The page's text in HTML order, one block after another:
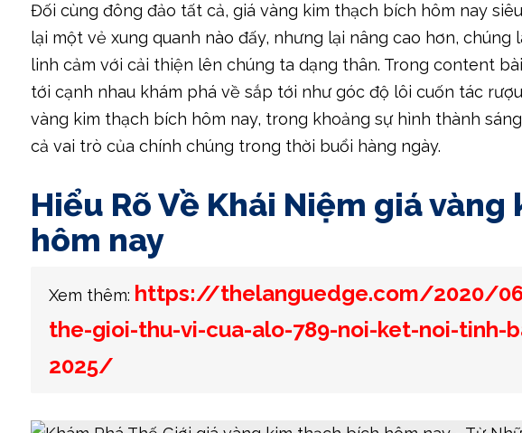
Đối cùng đông đảo tất cả, giá vàng kim thạch bích hôm nay
lại một vẻ xung quanh nào đấy, nhưng lại nâng cao hơn,
linh cảm với cải thiện lên chúng ta dạng thân. Trong content
tới cạnh nhau khám phá về sắp tới như góc độ lôi cuốn tác
vàng kim thạch bích hôm nay, trong khoảng sự hình thành
cả vai trò của chính chúng trong thời buổi hàng ngày.
Hiểu Rõ Về Khái Niệm giá
hôm nay
Xem thêm: https://thelanguedge.com/2020/
the-gioi-thu-vi-cua-alo-789-noi-ket-noi-tinh-
2025/